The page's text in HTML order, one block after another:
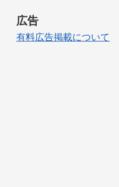
広告
有料広告掲載について